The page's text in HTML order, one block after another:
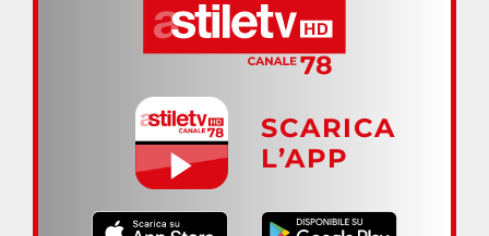
SCARICA
L’APP